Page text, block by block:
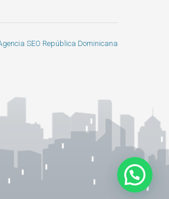
SEO República Dominicana